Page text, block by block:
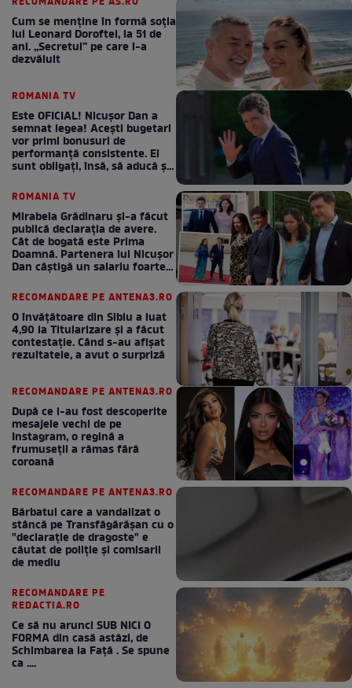
Cum se menţine în formă soţia
lui Leonard Doroftei, la 51 de
ani. „Secretul” pe care l-a
dezvăluit
ROMANIA TV
Este OFICIAL! Nicușor Dan a
semnat legea! Acești bugetari
vor primi bonusuri de
performanță consistente. Ei
sunt obligați, însă, să aducă și
ROMANIA TV
Mirabela Grădinaru și-a făcut
publică declarația de avere.
Cât de bogată este Prima
Doamnă. Partenera lui Nicușor
Dan câștigă un salariu foarte
RECOMANDARE PE ANTENA3.RO
O învățătoare din Sibiu a luat
4,90 la Titularizare și a făcut
contestație. Când s-au afișat
rezultatele, a avut o surpriză
RECOMANDARE PE ANTENA3.RO
După ce i-au fost descoperite
mesajele vechi de pe
Instagram, o regină a
frumuseții a rămas fără
coroană
RECOMANDARE PE ANTENA3.RO
Bărbatul care a vandalizat o
stâncă pe Transfăgărășan cu o
"declaraţie de dragoste" e
căutat de poliție și comisarii
de mediu
RECOMANDARE PE
REDACTIA.RO
Ce să nu arunci SUB NICI O
FORMA din casă astăzi, de
Schimbarea la Față . Se spune
ca ....